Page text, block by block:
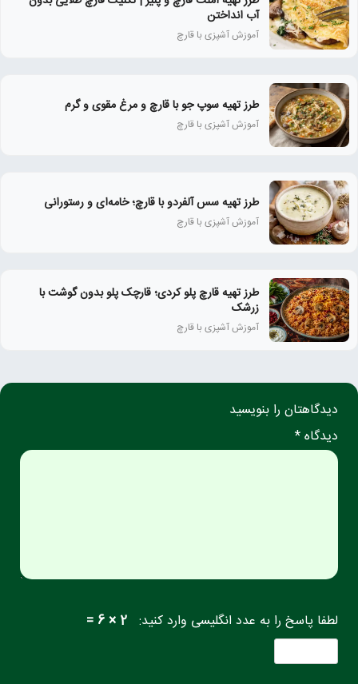
آب انداختن
آموزش آشپزی با قارچ
طرز تهیه سوپ جو با قارچ و مرغ مقوی و گرم
آموزش آشپزی با قارچ
طرز تهیه سس آلفردو با قارچ؛ خامه‌ای و رستورانی
آموزش آشپزی با قارچ
طرز تهیه قارچ پلو کردی؛ قارچک پلو بدون گوشت با
زرشک
آموزش آشپزی با قارچ
دیدگاهتان را بنویسید
دیدگاه *
لطفا پاسخ را به عدد انگلیسی وارد کنید: 2 × 6 =